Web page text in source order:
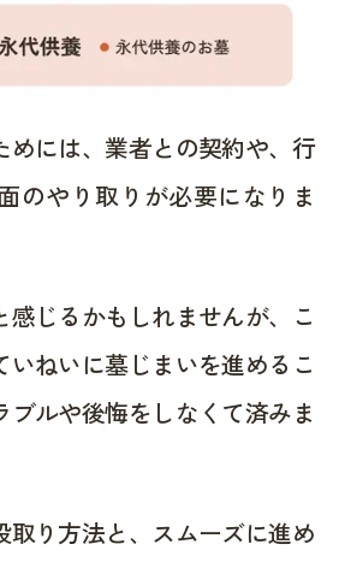
めには、業者との契約や、行
のやり取りが必要になりま
感じるかもしれませんが、こ
いねいに墓じまいを進めるこ
ブルや後悔をしなくて済みま
取り方法と、スムーズに進め